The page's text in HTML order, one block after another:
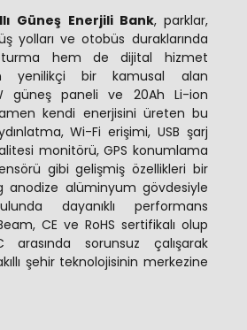
Güneş Enerjili Bank, parklar,
yolları ve otobüs duraklarında
hem de dijital hizmet
yenilikçi bir kamusal alan
güneş paneli ve 20Ah Li-ion
kendi enerjisini üreten bu
Wi-Fi erişimi, USB şarj
monitörü, GPS konumlama
gibi gelişmiş özellikleri bir
anodize alüminyum gövdesiyle
dayanıklı performans
CE ve RoHS sertifikalı olup
arasında sorunsuz çalışarak
şehir teknolojisinin merkezine